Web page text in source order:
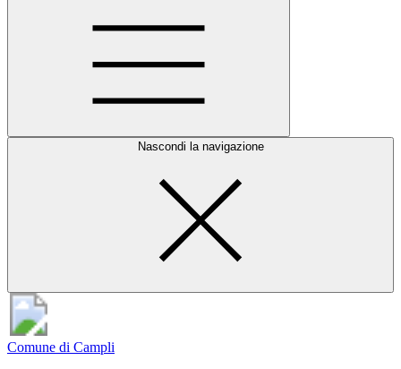
Nascondi la navigazione
Comune di Campli